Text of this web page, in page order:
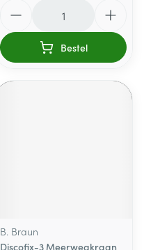
Bestel
B. Braun
Discofix-3 Meerwegkraan